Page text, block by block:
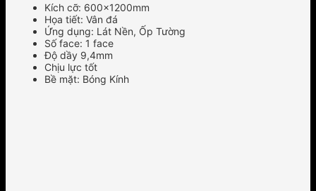
Kích cỡ: 600x1200mm
Họa tiết: Vân đá
Ứng dụng: Lát Nền, Ốp Tường
Số face: 1 face
Độ dầy 9,4mm
Chịu lực tốt
Bề mặt: Bóng Kính